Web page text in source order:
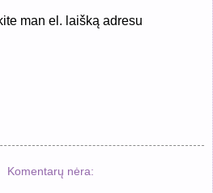
man el. laišką adresu
Komentarų nėra: